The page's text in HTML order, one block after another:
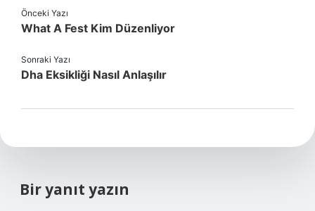
Önceki Yazı
What A Fest Kim Düzenliyor
Sonraki Yazı
Dha Eksikliği Nasıl Anlaşılır
Bir yanıt yazın